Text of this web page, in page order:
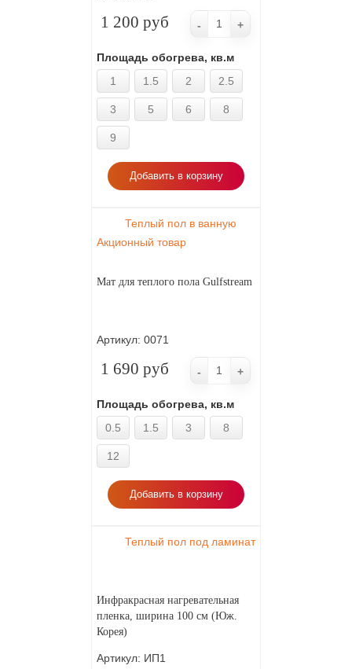
1 200 руб
Площадь обогрева, кв.м
1
1.5 2 2.5
3 5 6 8
9
- +
Добавить в корзину
Теплый пол в ванную
Акционный товар
Мат для теплого пола Gulfstream
Артикул: 0071
1 690 руб
Площадь обогрева, кв.м
0.5
1.5 3 8
12
- +
Добавить в корзину
Теплый пол под ламинат
Инфракрасная нагревательная
пленка, ширина 100 см (Юж.
Корея)
Артикул: ИП1